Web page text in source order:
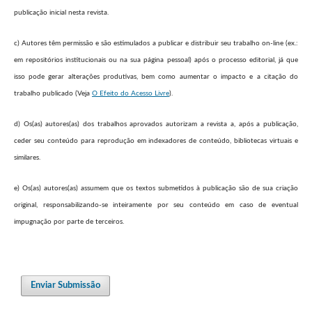
publicação inicial nesta revista.
c) Autores têm permissão e são estimulados a publicar e distribuir seu trabalho on-line (ex.:
em repositórios institucionais ou na sua página pessoal) após o processo editorial, já que
isso pode gerar alterações produtivas, bem como aumentar o impacto e a citação do
trabalho publicado (Veja O Efeito do Acesso Livre).
d) Os(as) autores(as) dos trabalhos aprovados autorizam a revista a, após a publicação,
ceder seu conteúdo para reprodução em indexadores de conteúdo, bibliotecas virtuais e
similares.
e) Os(as) autores(as) assumem que os textos submetidos à publicação são de sua criação
original, responsabilizando-se inteiramente por seu conteúdo em caso de eventual
impugnação por parte de terceiros.
Enviar Submissão